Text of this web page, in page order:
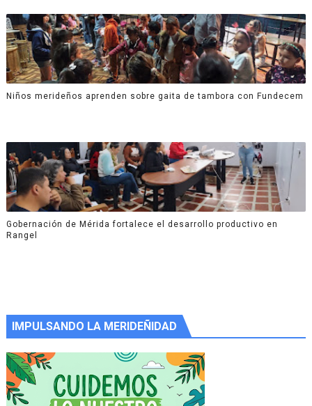
Niños merideños aprenden sobre gaita de tambora con Fundecem
Gobernación de Mérida fortalece el desarrollo productivo en
Rangel
IMPULSANDO LA MERIDEÑIDAD